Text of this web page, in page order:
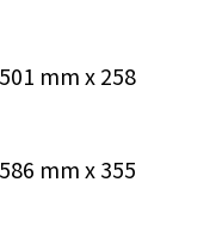
mm x 258
mm x 355